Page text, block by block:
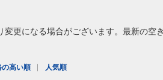
更になる場合がございます。最新の空
の高い順 人気順